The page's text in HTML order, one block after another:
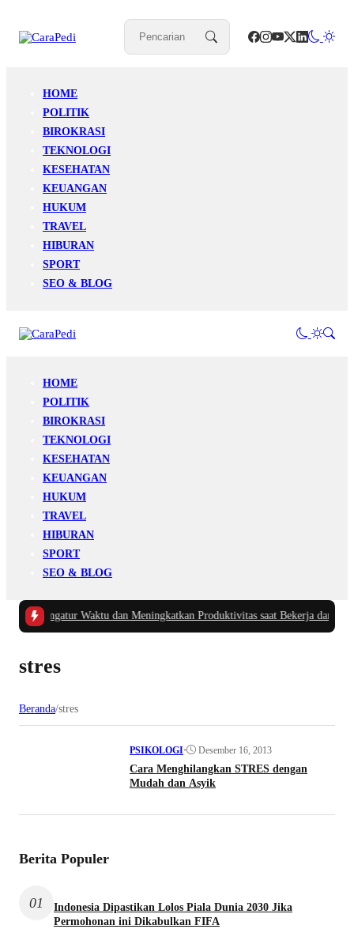
HOME
POLITIK
BIROKRASI
TEKNOLOGI
KESEHATAN
KEUANGAN
HUKUM
TRAVEL
HIBURAN
SPORT
SEO & BLOG
HOME
POLITIK
BIROKRASI
TEKNOLOGI
KESEHATAN
KEUANGAN
HUKUM
TRAVEL
HIBURAN
SPORT
SEO & BLOG
Mengatur Waktu dan Meningkatkan Produktivitas saat Bekerja dari
stres
Beranda/stres
PSIKOLOGI• Desember 16, 2013
Cara Menghilangkan STRES dengan
Mudah dan Asyik
Berita Populer
01
Indonesia Dipastikan Lolos Piala Dunia 2030 Jika
Permohonan ini Dikabulkan FIFA